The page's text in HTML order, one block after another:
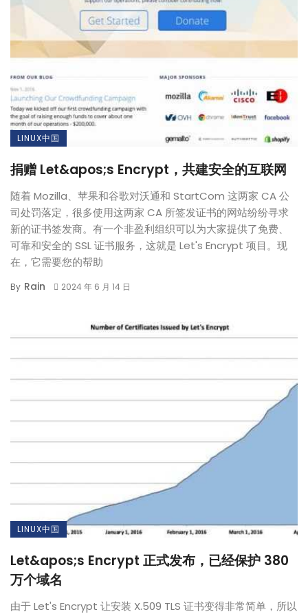
LINUX中国
捐赠 Let&apos;s Encrypt，共建安全的互联网
随着 Mozilla、苹果和谷歌对沃通和 StartCom 这两家 CA 公
司处罚落定，很多使用这两家 CA 所签发证书的网站纷纷寻求
新的证书签发商。有一个非盈利组织可以为大家提供了免费、
可靠和安全的 SSL 证书服务，这就是 Let's Encrypt 项目。现
在，它需要您的帮助
By Rain 2024 年 6 月 14 日
LINUX中国
Let&apos;s Encrypt 正式发布，已经保护 380
万个域名
由于 Let's Encrypt 让安装 X.509 TLS 证书变得非常简单，所以